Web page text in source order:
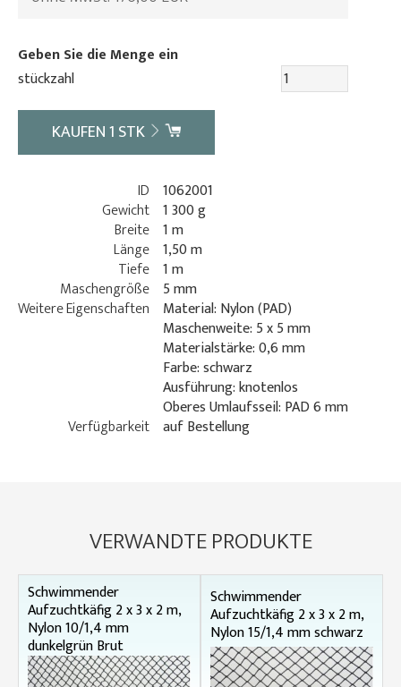
Geben Sie die Menge ein
stückzahl
KAUFEN1 STK
ID 1062001
Gewicht 1 300 g
Breite 1 m
Länge 1,50 m
Tiefe 1 m
Maschengröße 5 mm
Weitere Eigenschaften
Material: Nylon (PAD)
Maschenweite: 5 x 5 mm
Materialstärke: 0,6 mm
Farbe: schwarz
Ausführung: knotenlos
Oberes Umlaufsseil: PAD 6 mm
Verfügbarkeit auf Bestellung
VERWANDTE PRODUKTE
Schwimmender
Aufzuchtkäfig 2 x 3 x 2 m,
Nylon 10/1,4 mm
dunkelgrün Brut
Schwimmender
Aufzuchtkäfig 2 x 3 x 2 m,
Nylon 15/1,4 mm schwarz